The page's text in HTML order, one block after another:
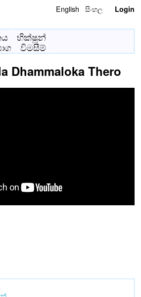
English සිංහල Login
භික්ෂූන්
විමසීම්
Dhammaloka Thero